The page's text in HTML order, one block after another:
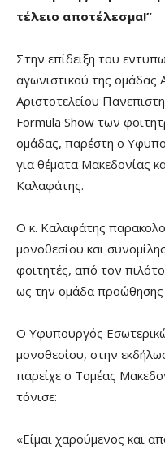
τέλειο αποτέλεσμα!”
Στην επίδειξη του
αγωνιστικού της ομάδας
Αριστοτελείου
Formula Show των
ομάδας, παρέστη ο
για θέματα Μακεδονίας
Καλαφάτης.
Ο κ. Καλαφάτης
μονοθεσίου και
φοιτητές, από τον
ως την ομάδα προώθησης
Ο Υφυπουργός
μονοθεσίου, στην
παρείχε ο Τομέας
τόνισε:
«Είμαι χαρούμενος και